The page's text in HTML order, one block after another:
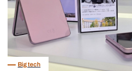
Big tech